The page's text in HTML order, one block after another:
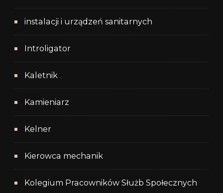
instalacji i urządzeń sanitarnych
Introligator
Kaletnik
Kamieniarz
Kelner
Kierowca mechanik
Kolegium Pracowników Służb Społecznych